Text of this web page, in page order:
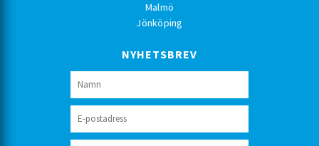
Malmö
Jönköping
NYHETSBREV